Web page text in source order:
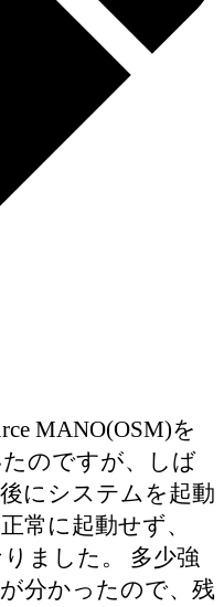
MANO(OSM)を
のですが、しば
にシステムを起動
常に起動せず、
ました。 多少強
分かったので、残